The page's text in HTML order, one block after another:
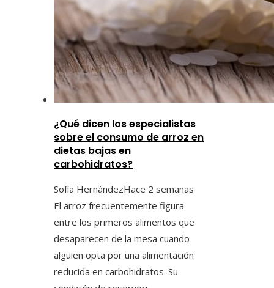
¿Qué dicen los especialistas
sobre el consumo de arroz en
dietas bajas en
carbohidratos?
Sofía HernándezHace 2 semanas
El arroz frecuentemente figura
entre los primeros alimentos que
desaparecen de la mesa cuando
alguien opta por una alimentación
reducida en carbohidratos. Su